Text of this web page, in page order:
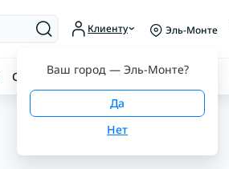
Клиенту Эль-Монте
Ваш город — Эль-Монте?
Связаться с нами